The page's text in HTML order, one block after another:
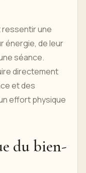
une
énergie, de leur
séance.
directement
et des
effort physique
du bien-